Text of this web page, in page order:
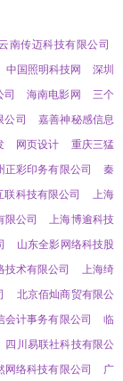
南传迈科技有限公司
中国照明科技网
深圳
海南电影网
三个
公司
嘉善神秘感信息
网页设计
重庆三猛
正彩印务有限公司
秦
联科技有限公司
上海
限公司
上海博逾科技
山东全影网络科技股
技术有限公司
上海绮
北京佰灿商贸有限公
会计事务有限公司
临
四川易联社科技有限公
网络科技有限公司
广